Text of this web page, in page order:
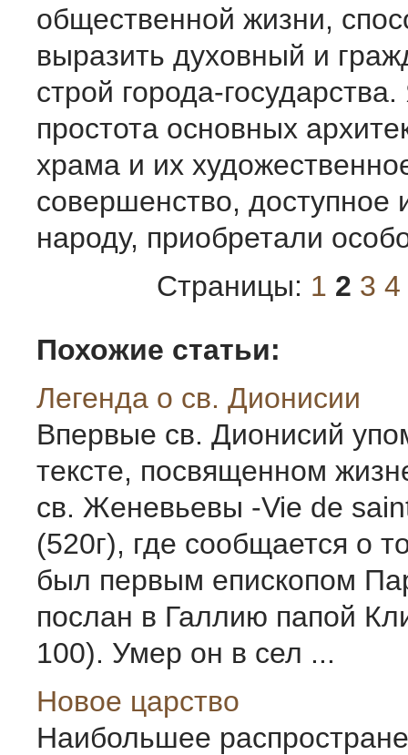
общественной жизни,
выразить духовный и
строй города-
простота основных
храма и их
совершенство, доступное
народу, приобретали
Страницы: 1 2 3 4
Похожие статьи:
Легенда о св. Дионисии
Впервые св. Дионисий
тексте, посвященном
св. Женевьевы -Vie de
(520г), где сообщается о
был первым епископом
послан в Галлию папой
100). Умер он в сел ...
Новое царство
Наибольшее